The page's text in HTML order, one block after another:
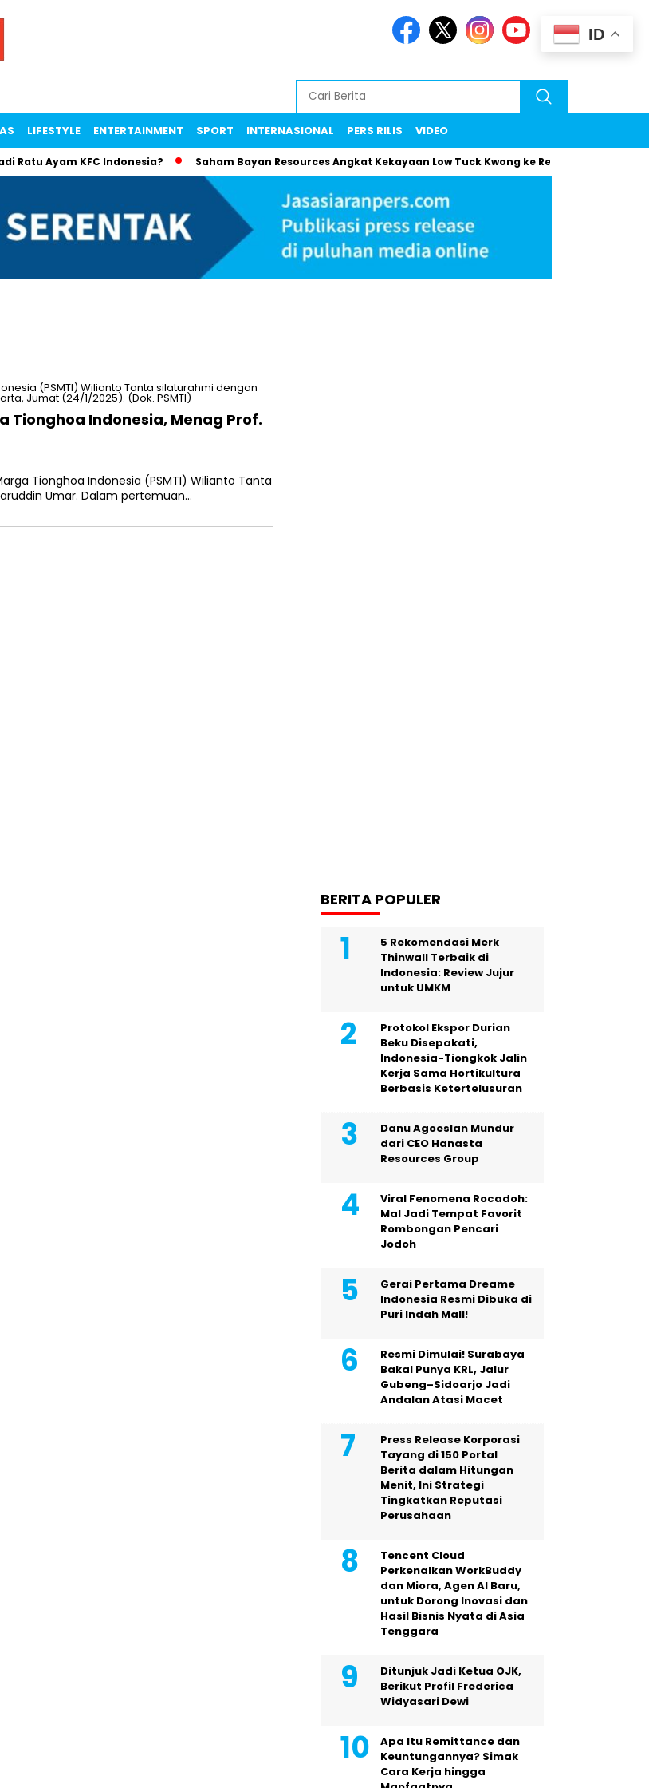
LIFESTYLE ENTERTAINMENT SPORT INTERNASIONAL PERS RILIS VIDEO
Ayam KFC Indonesia? Saham Bayan Resources Angkat Kekayaan Low Tuck Kwong ke Rekor Baru
Tionghoa Indonesia, Menag Prof.
Tionghoa Indonesia (PSMTI) Wilianto Tanta
Umar. Dalam pertemuan…
BERITA POPULER
5 Rekomendasi Merk
Thinwall Terbaik di
Indonesia: Review Jujur
untuk UMKM
Protokol Ekspor Durian
Beku Disepakati,
Indonesia-Tiongkok Jalin
Kerja Sama Hortikultura
Berbasis Ketertelusuran
Danu Agoeslan Mundur
dari CEO Hanasta
Resources Group
Viral Fenomena Rocadoh:
Mal Jadi Tempat Favorit
Rombongan Pencari
Jodoh
Gerai Pertama Dreame
Indonesia Resmi Dibuka di
Puri Indah Mall!
Resmi Dimulai! Surabaya
Bakal Punya KRL, Jalur
Gubeng–Sidoarjo Jadi
Andalan Atasi Macet
Press Release Korporasi
Tayang di 150 Portal
Berita dalam Hitungan
Menit, Ini Strategi
Tingkatkan Reputasi
Perusahaan
Tencent Cloud
Perkenalkan WorkBuddy
dan Miora, Agen AI Baru,
untuk Dorong Inovasi dan
Hasil Bisnis Nyata di Asia
Tenggara
Ditunjuk Jadi Ketua OJK,
Berikut Profil Frederica
Widyasari Dewi
Apa Itu Remittance dan
Keuntungannya? Simak
Cara Kerja hingga
ID